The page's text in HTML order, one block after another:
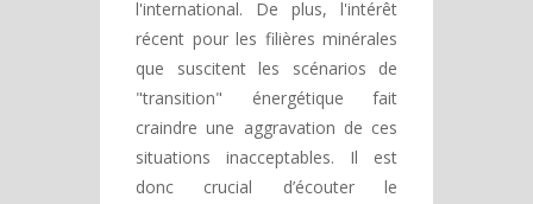
l'international. De plus, l'intérêt
récent pour les filières minérales
que suscitent les scénarios de
"transition" énergétique fait
craindre une aggravation de ces
situations inacceptables. Il est
donc crucial d’écouter le